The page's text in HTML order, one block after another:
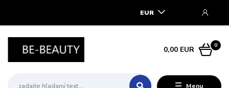
Menu
EUR
0
0,00 EUR